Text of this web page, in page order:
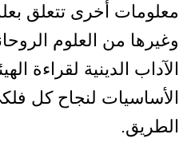
معلومات أخرى تتعلق
وغيرها من العلوم
الآداب الدينية لقراءة
الأساسيات لنجاح كل
الطريق.